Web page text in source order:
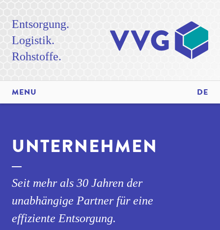
Entsorgung.
Logistik.
Rohstoffe.
MENU DE
UNTERNEHMEN
Seit mehr als 30 Jahren der
unabhängige Partner für eine
effiziente Entsorgung.